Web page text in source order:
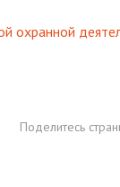
охранной
Поделитесь